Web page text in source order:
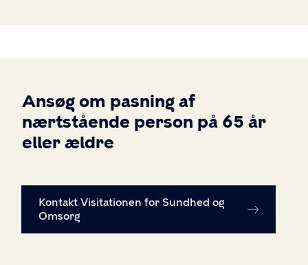
Ansøg om pasning af
nærtstående person på 65 år
eller ældre
Kontakt Visitationen for Sundhed og
Omsorg